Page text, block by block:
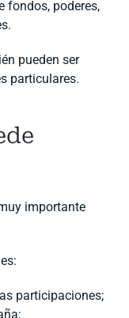
fondos, poderes,
pueden ser
particulares.
importante
participaciones;